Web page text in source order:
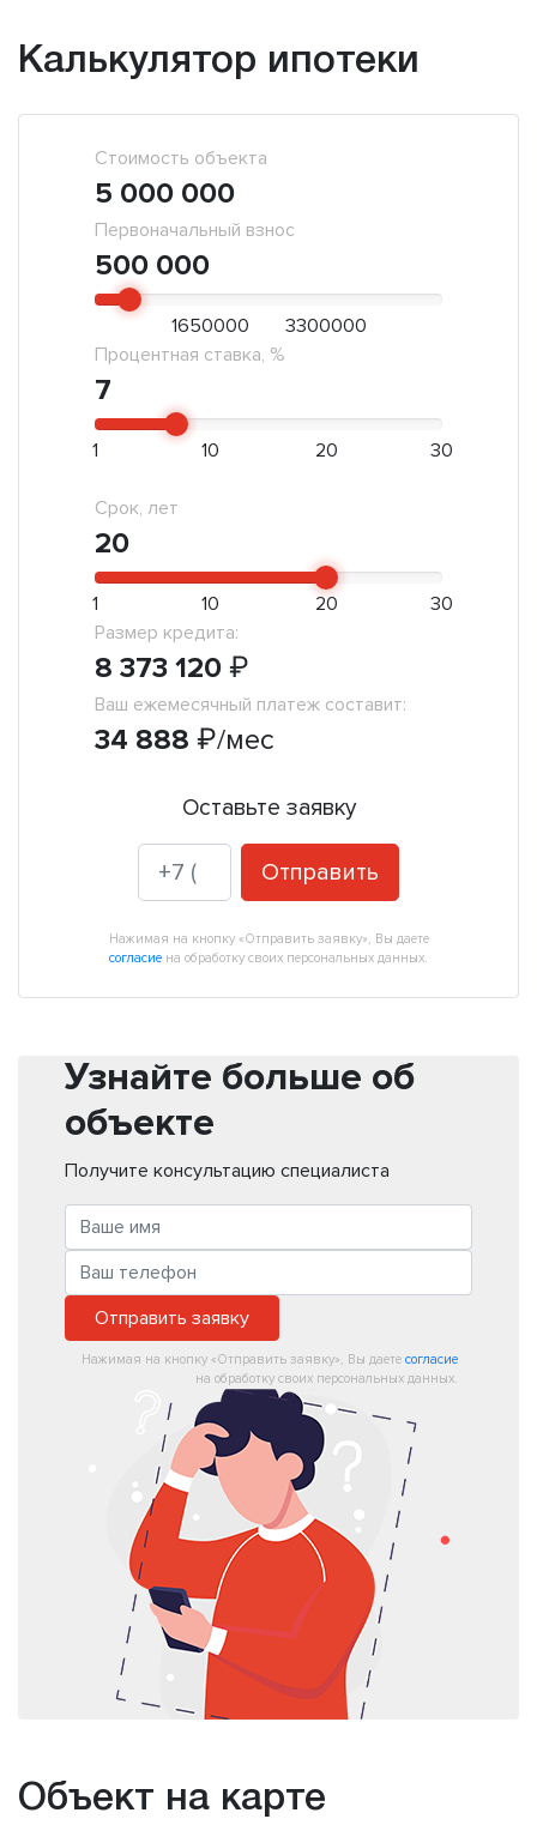
Калькулятор ипотеки
Первоначальный взнос
500 000
Стоимость объекта
5 000 000
1650000
3300000
Процентная ставка, %
7
1 10 20 30
Срок, лет
20
1 10 20
30
Размер кредита:
8 373 120 ₽
Ваш ежемесячный платеж составит:
34 888 ₽/мес
Оставьте заявку
Отправить
Нажимая на кнопку «Отправить заявку», Вы даете
согласие на обработку своих персональных данных.
Узнайте больше об
объекте
Получите консультацию специалиста
Отправить заявку
Нажимая на кнопку «Отправить заявку», Вы даете согласие
на обработку своих персональных данных.
Объект на карте